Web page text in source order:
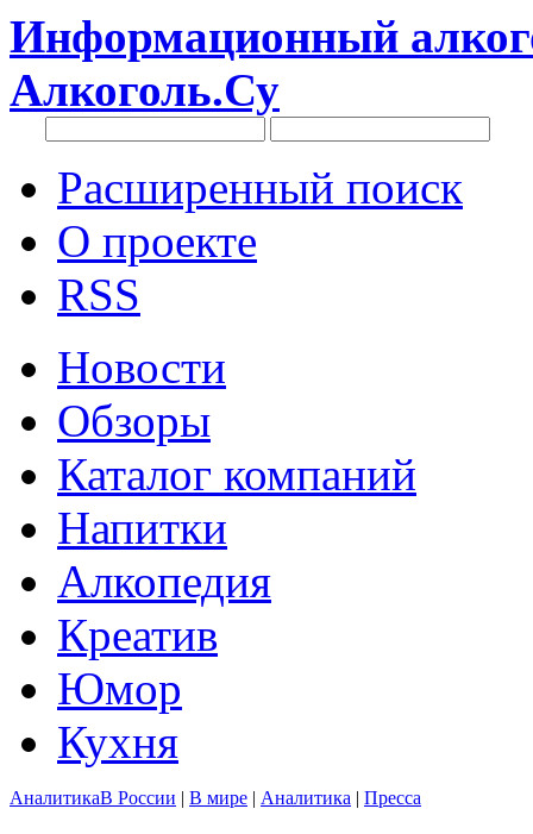
Информационный
Алкоголь.Су
Расширенный поиск
О проекте
RSS
Новости
Обзоры
Каталог компаний
Напитки
Алкопедия
Креатив
Юмор
Кухня
АналитикаВ России | В мире | Аналитика | Пресса